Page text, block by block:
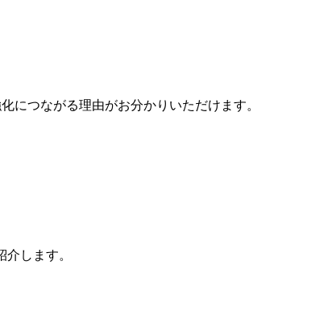
につながる理由がお分かりいただけます。
します。